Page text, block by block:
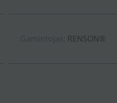
Gamintojas: RENSON®